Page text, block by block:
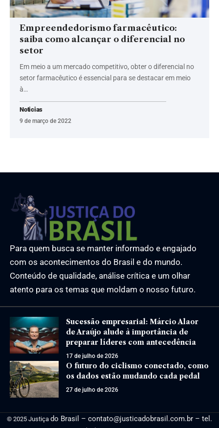
Empreendedorismo farmacêutico:
saiba como alcançar o diferencial no
setor
Em meio a um mercado competitivo, obter o diferencial no
setor farmacêutico é essencial para se destacar em meio
à…
Noticias
9 de março de 2022
Para quem busca se manter informado e engajado
com os acontecimentos do Brasil e do mundo.
Conteúdo de qualidade, análise crítica e um olhar
atento para os temas que moldam o nosso futuro.
Sucessão empresarial: Márcio Alaor
de Araújo alude à importância de
preparar líderes com antecedência
17 de julho de 2026
O futuro do ciclismo conectado, como
os dados estão mudando cada pedal
27 de julho de 2026
© 2025 Justiça do Brasil – contato@justicadobrasil.com.br – tel.